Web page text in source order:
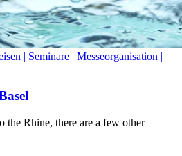
| Seminare | Messeorganisation |
the Rhine, there are a few other